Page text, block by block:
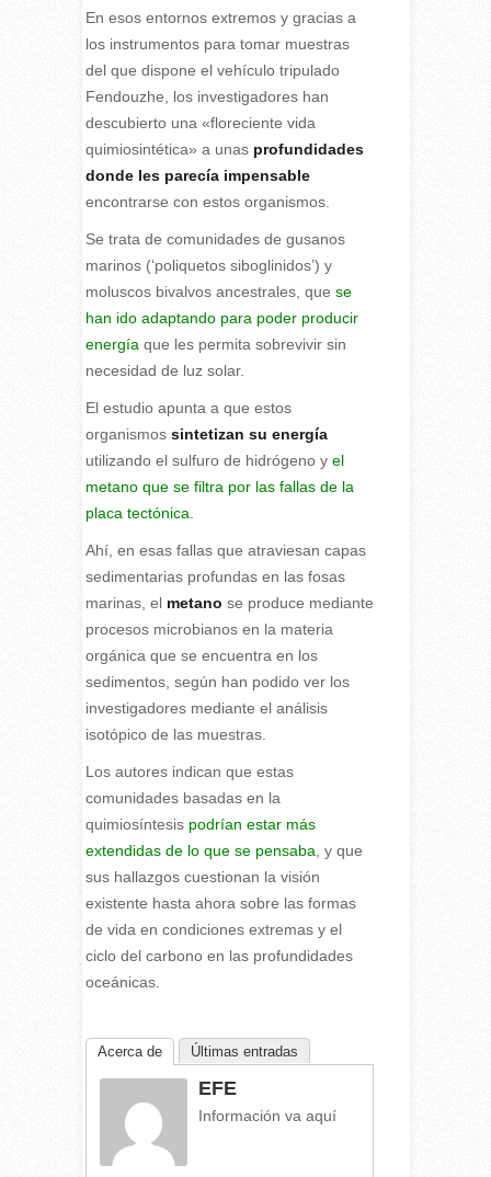
En esos entornos extremos y gracias a
los instrumentos para tomar muestras
del que dispone el vehículo tripulado
Fendouzhe, los investigadores han
descubierto una «floreciente vida
quimiosintética» a unas profundidades
donde les parecía impensable
encontrarse con estos organismos.
Se trata de comunidades de gusanos
marinos (‘poliquetos siboglinidos’) y
moluscos bivalvos ancestrales, que se
han ido adaptando para poder producir
energía que les permita sobrevivir sin
necesidad de luz solar.
El estudio apunta a que estos
organismossintetizan su energía
utilizando el sulfuro de hidrógeno y el
metano que se filtra por las fallas de la
placa tectónica
Ahí, en esas fallas que atraviesan capas
sedimentarias profundas en las fosas
marinas, el metano se produce mediante
procesos microbianos en la materia
orgánica que se encuentra en los
sedimentos, según han podido ver los
investigadores mediante el análisis
isotópico de las muestras.
Los autores indican que estas
comunidades basadas en la
quimiosíntesispodrían estar más
extendidas de lo que se pensaba , y que
sus hallazgos cuestionan la visión
existente hasta ahora sobre las formas
de vida en condiciones extremas y el
ciclo del carbono en las profundidades
oceánicas.
Acerca de Últimas entradas
EFE
Información va aquí